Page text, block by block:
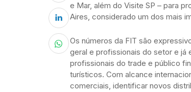
e Mar, além do Visite SP – para
Aires, considerado um dos mais
Os números da FIT são
geral e profissionais do setor e já
profissionais do trade e público
turísticos. Com alcance
comerciais, identificar novos